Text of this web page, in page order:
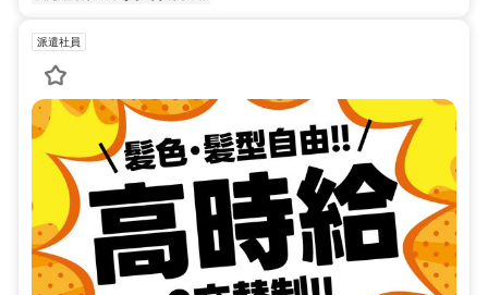
派遣社員